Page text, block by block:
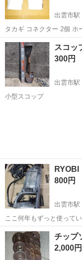
出雲市駅
タカギ コネクター 2個 ホ
中古。
島根 出雲市 出雲
スコッ
300円
出雲市駅
小型スコップ
800円
出雲市駅
ここ何年もずっと使って
ので出品します。 本体、
います。 2025/12/27日に
家に有りますので...
島根 出雲市 出雲
チップ
2,000円